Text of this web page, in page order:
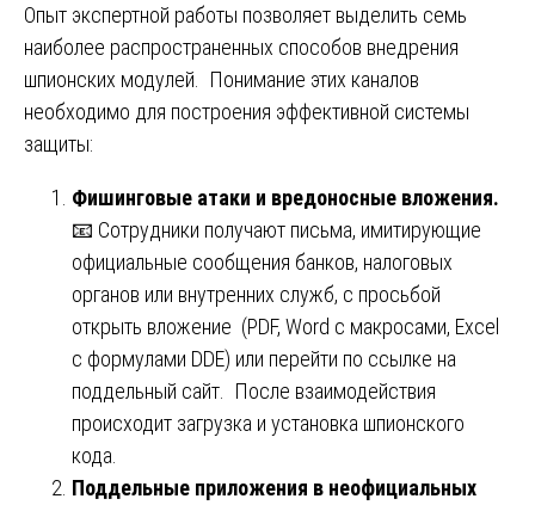
Опыт экспертной работы позволяет выделить семь
наиболее распространенных способов внедрения
шпионских модулей. Понимание этих каналов
необходимо для построения эффективной системы
защиты:
Фишинговые атаки и вредоносные вложения.
📧 Сотрудники получают письма, имитирующие
официальные сообщения банков, налоговых
органов или внутренних служб, с просьбой
открыть вложение (PDF, Word с макросами, Excel
с формулами DDE) или перейти по ссылке на
поддельный сайт. После взаимодействия
происходит загрузка и установка шпионского
кода.
Поддельные приложения в неофициальных